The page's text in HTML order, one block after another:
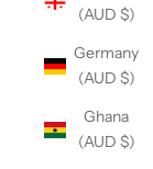
(AUD $)
Germany
(AUD $)
Ghana
(AUD $)